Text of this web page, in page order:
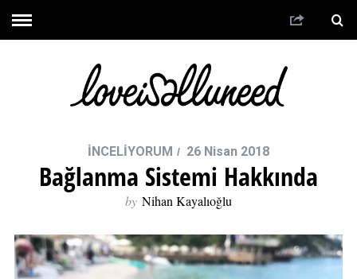
İNCELİYORUM 26 Nisan 2018
Bağlanma Sistemi Hakkında
by Nihan Kayalıoğlu